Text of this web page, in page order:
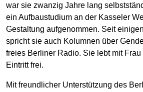
war sie zwanzig Jahre lang
ein Aufbaustudium an der Kasseler
Gestaltung aufgenommen. Seit
spricht sie auch Kolumnen über
freies Berliner Radio. Sie lebt mit
Eintritt frei.
Mit freundlicher Unterstützung des